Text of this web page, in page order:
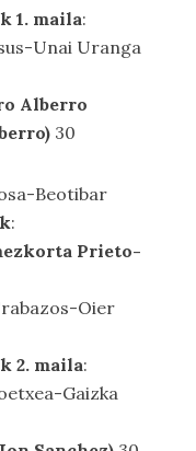
1. maila:
Unai Uranga
Alberro
30
Beotibar
:
Prieto-
Oier
2. maila:
Gaizka